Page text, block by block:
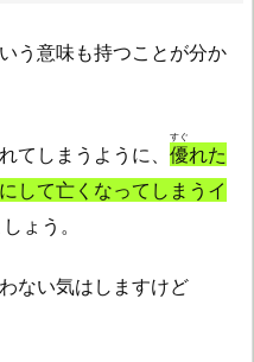
う意味も持つことが分か
てしまうように、 優
すぐ
れた
して亡くなってしまうイ
ょう。
ない気はしますけど